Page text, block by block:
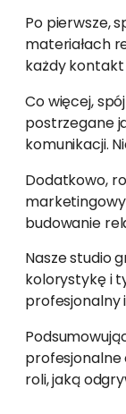
Po pierwsze,
materiałach
każdy
Co więcej,
postrzegane
komunikacji.
Dodatkowo,
budowanie
Nasze studio
kolorystykę i
profesjonalny
profesjonalne
roli, jaką